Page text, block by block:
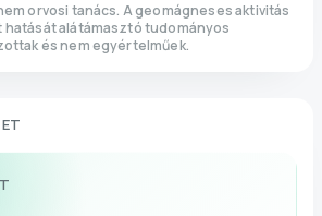
orvosi tanács. A geomágneses aktivitás
alátámasztó tudományos
és nem egyértelműek.